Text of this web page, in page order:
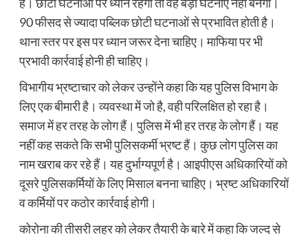
90 फीसद से ज्यादा पब्लिक छोटी घटनाओं से प्रभावित होती है।
थाना स्तर पर इस पर ध्यान जरूर देना चाहिए। माफिया पर भी
प्रभावी कार्रवाई होनी ही चाहिए।
विभागीय भ्रष्टाचार को लेकर उन्होंने कहा कि यह पुलिस विभाग के
लिए एक बीमारी है। व्यवस्था में जो है, वही परिलक्षित हो रहा है।
समाज में हर तरह के लोग हैं। पुलिस में भी हर तरह के लोग हैं। यह
नहीं कह सकते कि सभी पुलिसकर्मी भ्रष्ट हैं। कुछ लोग पुलिस का
नाम खराब कर रहे हैं। यह दुर्भाग्यपूर्ण है। आइपीएस अधिकारियों को
दूसरे पुलिसकर्मियों के लिए मिसाल बनना चाहिए। भ्रष्ट अधिकारियों
व कर्मियों पर कठोर कार्रवाई होगी।
कोरोना की तीसरी लहर को लेकर तैयारी के बारे में कहा कि जल्द से